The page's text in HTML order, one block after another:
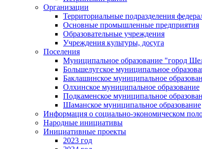
Организации
Территориальные подразделения
Основные промышленные предприятия
Образовательные учреждения
Учреждения культуры, досуга
Поселения
Муниципальное образование "город
Большелугское муниципальное
Баклашинское муниципальное
Олхинское муниципальное образование
Подкаменское муниципальное
Шаманское муниципальное образование
Информация о социально-экономическом
Народные инициативы
Инициативные проекты
2023 год